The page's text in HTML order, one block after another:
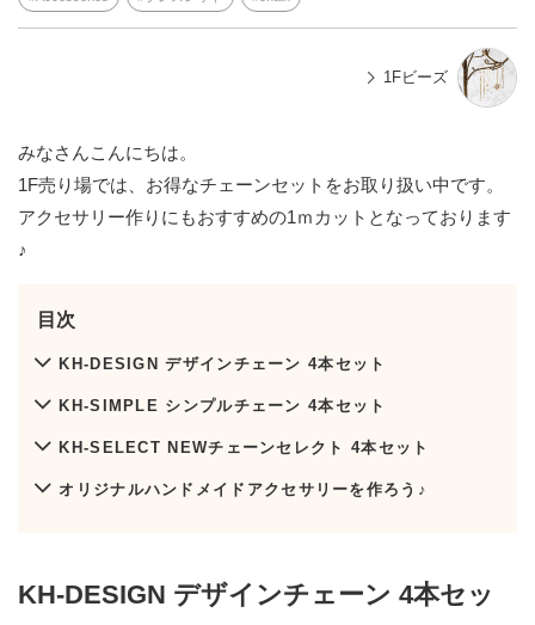
1Fビーズ
みなさんこんにちは。
1F売り場では、お得なチェーンセットをお取り扱い中です。
アクセサリー作りにもおすすめの1ｍカットとなっております
♪
目次
KH-DESIGN デザインチェーン 4本セット
KH-SIMPLE シンプルチェーン 4本セット
KH-SELECT NEWチェーンセレクト 4本セット
オリジナルハンドメイドアクセサリーを作ろう♪
KH-DESIGN デザインチェーン 4本セッ